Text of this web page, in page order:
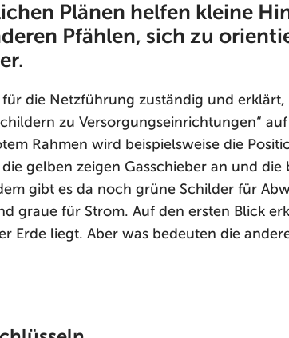
Plänen helfen kleine
Pfählen, sich zu
für die Netzführung zuständig und erklärt,
zu Versorgungseinrichtungen“
Rahmen wird beispielsweise die
gelben zeigen Gasschieber an und die
gibt es da noch grüne Schilder für
graue für Strom. Auf den ersten Blick
Erde liegt. Aber was bedeuten die